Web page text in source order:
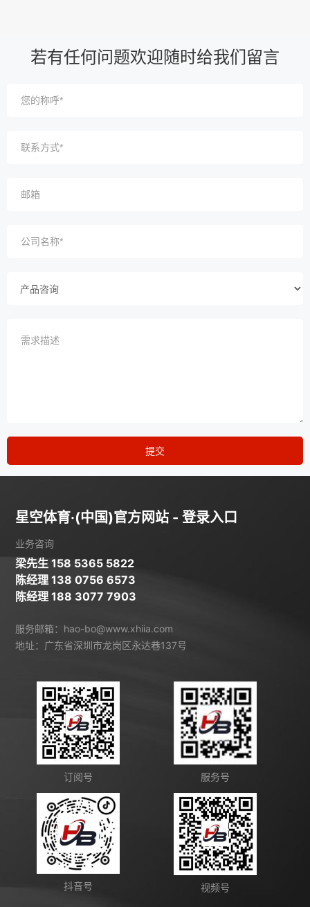
若有任何问题欢迎随时给我们留言
提交
星空体育·(中国)官方网站 - 登录入口
业务咨询
梁先生 158 5365 5822
陈经理 138 0756 6573
陈经理 188 3077 7903
服务邮箱：hao-bo@www.xhiia.com
地址：广东省深圳市龙岗区永达巷137号
订阅号 服务号
抖音号 视频号